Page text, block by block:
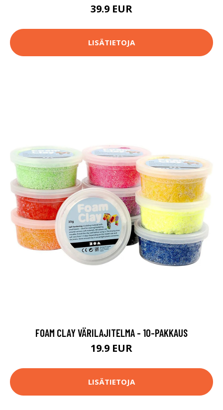
39.9 EUR
LISÄTIETOJA
FOAM CLAY VÄRILAJITELMA - 10-PAKKAUS
19.9 EUR
LISÄTIETOJA